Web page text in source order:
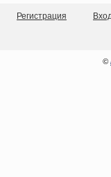
Регистрация
©